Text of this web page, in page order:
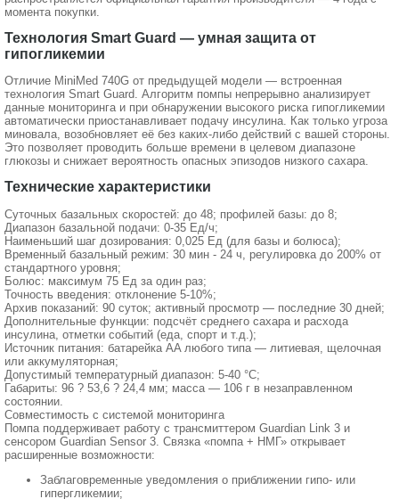
момента покупки.
Технология Smart Guard — умная защита от
гипогликемии
Отличие MiniMed 740G от предыдущей модели — встроенная
технология Smart Guard. Алгоритм помпы непрерывно анализирует
данные мониторинга и при обнаружении высокого риска гипогликемии
автоматически приостанавливает подачу инсулина. Как только угроза
миновала, возобновляет её без каких-либо действий с вашей стороны.
Это позволяет проводить больше времени в целевом диапазоне
глюкозы и снижает вероятность опасных эпизодов низкого сахара.
Технические характеристики
Суточных базальных скоростей: до 48; профилей базы: до 8;
Диапазон базальной подачи: 0-35 Ед/ч;
Наименьший шаг дозирования: 0,025 Ед (для базы и болюса);
Временный базальный режим: 30 мин - 24 ч, регулировка до 200% от
стандартного уровня;
Болюс: максимум 75 Ед за один раз;
Точность введения: отклонение 5-10%;
Архив показаний: 90 суток; активный просмотр — последние 30 дней;
Дополнительные функции: подсчёт среднего сахара и расхода
инсулина, отметки событий (еда, спорт и т.д.);
Источник питания: батарейка AA любого типа — литиевая, щелочная
или аккумуляторная;
Допустимый температурный диапазон: 5-40 °C;
Габариты: 96 ? 53,6 ? 24,4 мм; масса — 106 г в незаправленном
состоянии.
Совместимость с системой мониторинга
Помпа поддерживает работу с трансмиттером Guardian Link 3 и
сенсором Guardian Sensor 3. Связка «помпа + НМГ» открывает
расширенные возможности:
Заблаговременные уведомления о приближении гипо- или
гипергликемии;